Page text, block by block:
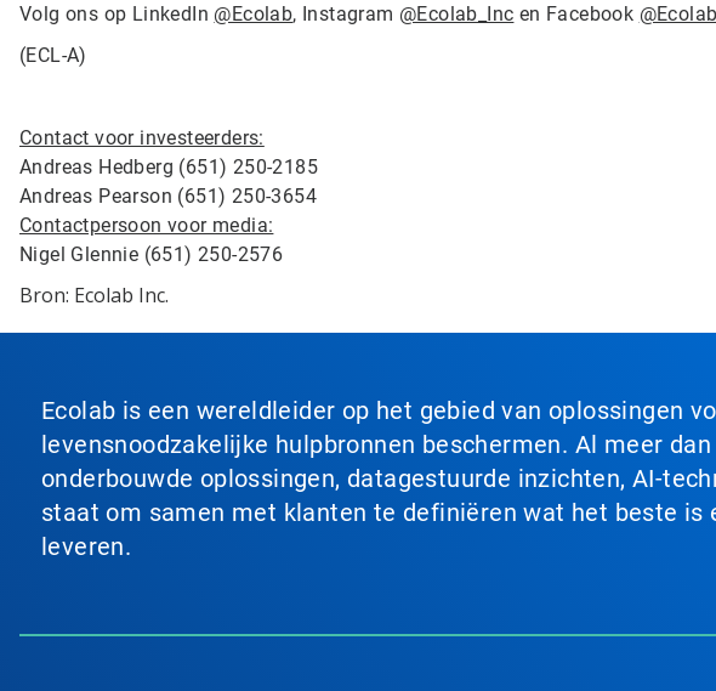
Volg ons op LinkedIn @Ecolab, Instagram @Ecolab_Inc en Facebook @Ecolab
(ECL-A)
Contact voor investeerders:
Andreas Hedberg (651) 250-2185
Andreas Pearson (651) 250-3654
Contactpersoon voor media:
Nigel Glennie (651) 250-2576
Bron: Ecolab Inc.
Ecolab is een wereldleider op het gebied van oplossingen
levensnoodzakelijke hulpbronnen beschermen. Al meer
onderbouwde oplossingen, datagestuurde inzichten, AI-
staat om samen met klanten te definiëren wat het beste
leveren.